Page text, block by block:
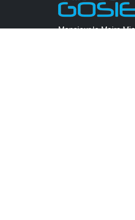
Monsieur le Maire